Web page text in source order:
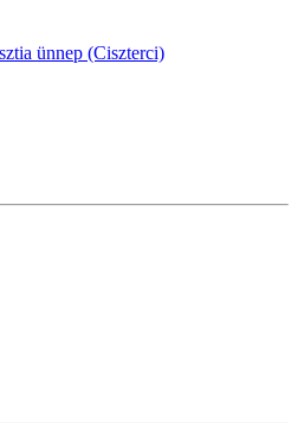
ünnep (Ciszterci)